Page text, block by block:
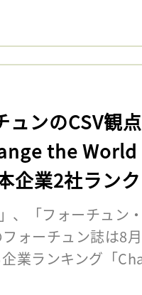
ュンのCSV観
the World
企業2社ラン
、「フォーチュン
ォーチュン誌は8
業ランキング「